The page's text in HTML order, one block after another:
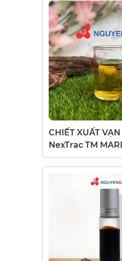
CHIẾT XUẤT
NexTrac TM
LC